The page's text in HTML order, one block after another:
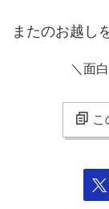
またのお越し
＼面